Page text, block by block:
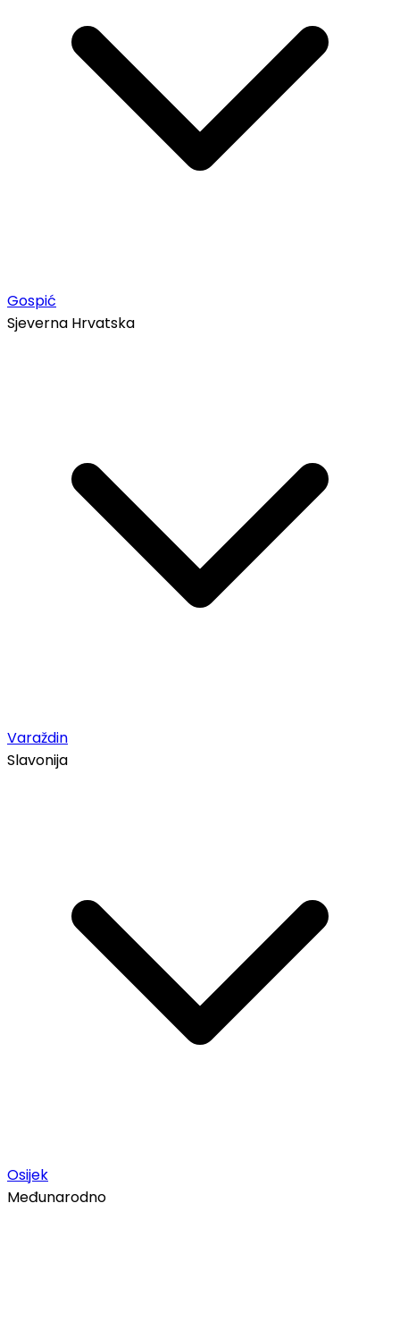
Gospić
Sjeverna Hrvatska
Varaždin
Slavonija
Osijek
Međunarodno